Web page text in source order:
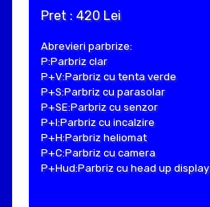
Pret : 420 Lei
Abrevieri parbrize:
P:Parbriz clar
P+V:Parbriz cu tenta verde
P+S:Parbriz cu parasolar
P+SE:Parbriz cu senzor
P+I:Parbriz cu incalzire
P+H:Parbriz heliomat
P+C:Parbriz cu camera
P+Hud:Parbriz cu head up display